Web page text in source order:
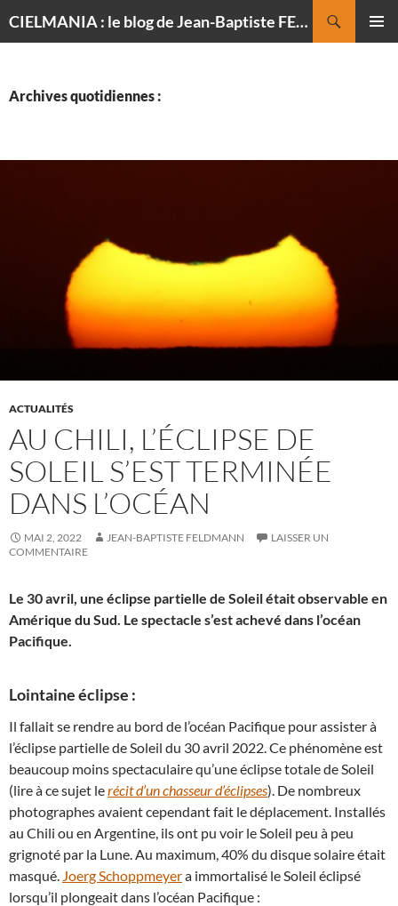
CIELMANIA : le blog de Jean-Baptiste FELDMANN, photographe du ciel
Archives quotidiennes :
ACTUALITÉS
AU CHILI, L’ÉCLIPSE DE
SOLEIL S’EST TERMINÉE
DANS L’OCÉAN
MAI 2, 2022 JEAN-BAPTISTE FELDMANN
LAISSER UN
COMMENTAIRE
Le 30 avril, une éclipse partielle de Soleil était observable en
Amérique du Sud. Le spectacle s’est achevé dans l’océan
Pacifique.
Lointaine éclipse :
Il fallait se rendre au bord de l’océan Pacifique pour assister à
l’éclipse partielle de Soleil du 30 avril 2022. Ce phénomène est
beaucoup moins spectaculaire qu’une éclipse totale de Soleil
(lire à ce sujet lerécit d’un chasseur d’éclipses). De nombreux
photographes avaient cependant fait le déplacement. Installés
au Chili ou en Argentine, ils ont pu voir le Soleil peu à peu
grignoté par la Lune. Au maximum, 40% du disque solaire était
masqué. Joerg Schoppmeyera immortalisé le Soleil éclipsé
lorsqu’il plongeait dans l’océan Pacifique :